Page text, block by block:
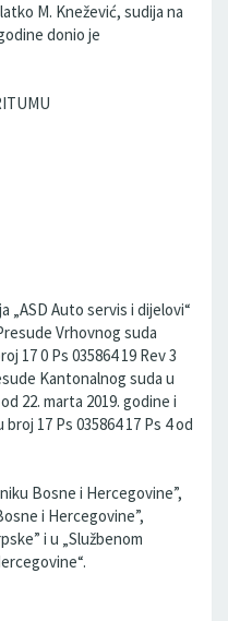
M. Knežević, sudija na
donio je
„ASD Auto servis i dijelovi“
Vrhovnog suda
17 0 Ps 035864 19 Rev 3
Kantonalnog suda u
22. marta 2019. godine i
17 Ps 035864 17 Ps 4 od
Bosne i Hercegovine”,
i Hercegovine”,
i u „Službenom